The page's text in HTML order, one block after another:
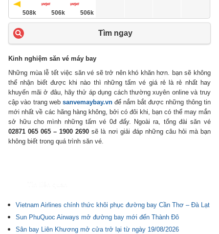
508k 506k 506k
Tìm ngay
Kinh nghiệm săn vé máy bay
Những mùa lễ tết việc săn vé sẽ trở nên khó khăn hơn. bạn sẽ không
thể nhận biết được khi nào thì những tấm vé giá rẻ là rẻ nhất hay
khuyến mãi ở đâu, hãy thử áp dụng cách thường xuyên online và truy
cập vào trang web sanvemaybay.vnđể nắm bắt được những thông tin
mới nhất về các hãng hàng không, bởi có đôi khi, bạn có thể may mắn
sở hữu cho mình những tấm vé 0đ đấy. Ngoài ra, tổng đài săn vé
02871 065 065 – 1900 2690 sẽ là nơi giải đáp những câu hỏi mà bạn
không biết trong quá trình săn vé.
Vietnam Airlines chính thức khôi phục đường bay Cần Thơ – Đà Lạt
Sun PhuQuoc Airways mở đường bay mới đến Thành Đô
Sân bay Liên Khương mở cửa trở lại từ ngày 19/08/2026